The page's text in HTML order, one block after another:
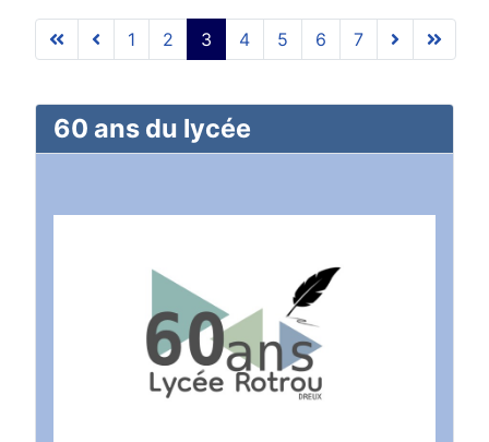
1 2 3 4 5 6 7
60 ans du lycée